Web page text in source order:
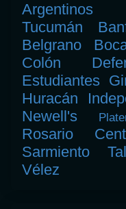
Argentinos
Tucumán
Belgrano
Colón
Estudiantes
Huracán
Newell's
Rosario
Sarmiento
Vélez